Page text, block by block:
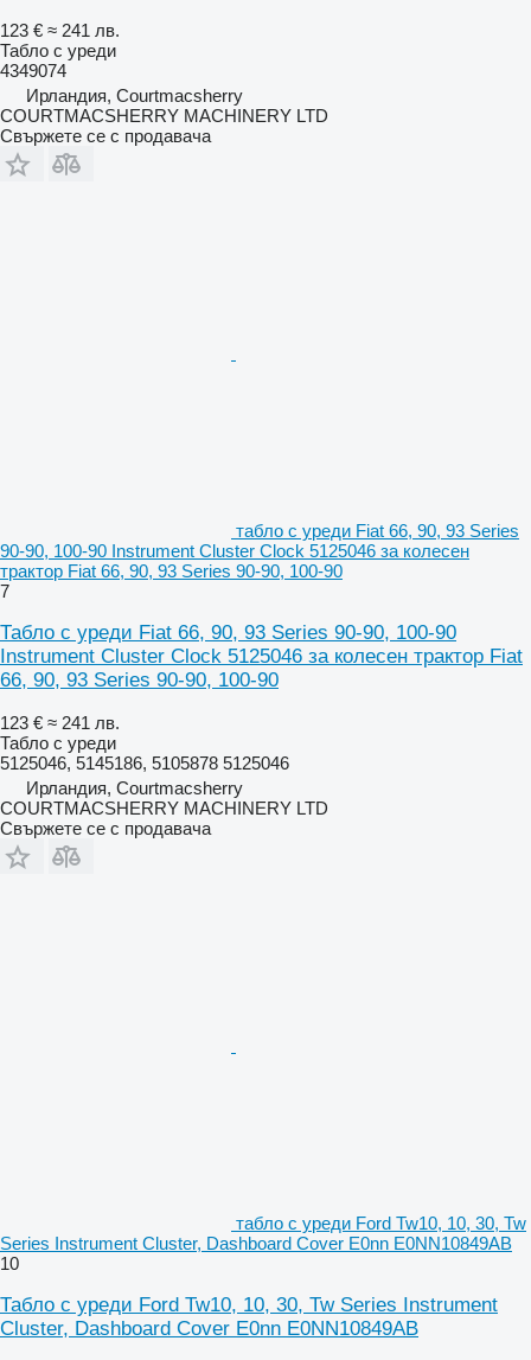
123 € ≈ 241 лв.
Табло с уреди
4349074
Ирландия, Courtmacsherry
COURTMACSHERRY MACHINERY LTD
Свържете се с продавача
табло с уреди Fiat 66, 90, 93 Series
90-90, 100-90 Instrument Cluster Clock 5125046 за колесен
трактор Fiat 66, 90, 93 Series 90-90, 100-90
7
Табло с уреди Fiat 66, 90, 93 Series 90-90, 100-90
Instrument Cluster Clock 5125046 за колесен трактор Fiat
66, 90, 93 Series 90-90, 100-90
123 € ≈ 241 лв.
Табло с уреди
5125046, 5145186, 5105878 5125046
Ирландия, Courtmacsherry
COURTMACSHERRY MACHINERY LTD
Свържете се с продавача
табло с уреди Ford Tw10, 10, 30, Tw
Series Instrument Cluster, Dashboard Cover E0nn E0NN10849AB
10
Табло с уреди Ford Tw10, 10, 30, Tw Series Instrument
Cluster, Dashboard Cover E0nn E0NN10849AB